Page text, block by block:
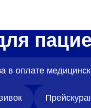
в оплате